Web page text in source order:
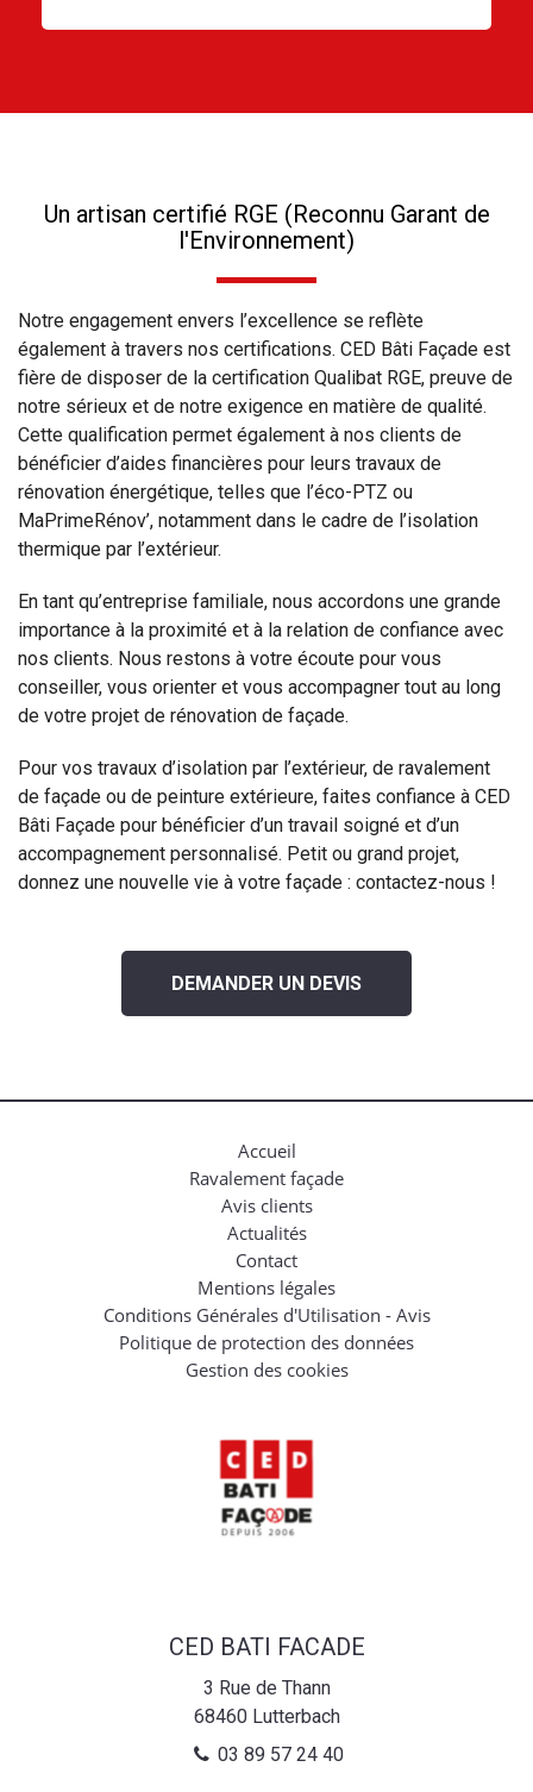
Un artisan certifié RGE (Reconnu Garant de
l'Environnement)
Notre engagement envers l’excellence se reflète
également à travers nos certifications. CED Bâti Façade est
fière de disposer de la certification Qualibat RGE, preuve de
notre sérieux et de notre exigence en matière de qualité.
Cette qualification permet également à nos clients de
bénéficier d’aides financières pour leurs travaux de
rénovation énergétique, telles que l’éco-PTZ ou
MaPrimeRénov’, notamment dans le cadre de l’isolation
thermique par l’extérieur.
En tant qu’entreprise familiale, nous accordons une grande
importance à la proximité et à la relation de confiance avec
nos clients. Nous restons à votre écoute pour vous
conseiller, vous orienter et vous accompagner tout au long
de votre projet de rénovation de façade.
Pour vos travaux d’isolation par l’extérieur, de ravalement
de façade ou de peinture extérieure, faites confiance à CED
Bâti Façade pour bénéficier d’un travail soigné et d’un
accompagnement personnalisé. Petit ou grand projet,
donnez une nouvelle vie à votre façade : contactez-nous !
DEMANDER UN DEVIS
Accueil
Ravalement façade
Avis clients
Actualités
Contact
Mentions légales
Conditions Générales d'Utilisation - Avis
Politique de protection des données
Gestion des cookies
CED BATI FACADE
3 Rue de Thann
68460 Lutterbach
03 89 57 24 40